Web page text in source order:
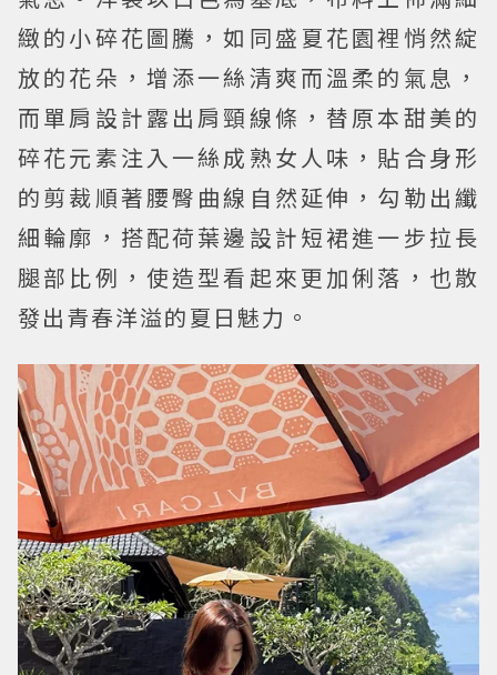
緻的小碎花圖騰，如同盛夏花園裡悄然綻
放的花朵，增添一絲清爽而溫柔的氣息，
而單肩設計露出肩頸線條，替原本甜美的
碎花元素注入一絲成熟女人味，貼合身形
的剪裁順著腰臀曲線自然延伸，勾勒出纖
細輪廓，搭配荷葉邊設計短裙進一步拉長
腿部比例，使造型看起來更加俐落，也散
發出青春洋溢的夏日魅力。